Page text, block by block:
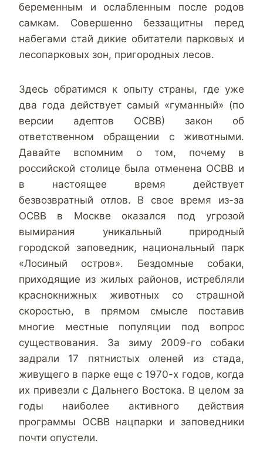
беременным и ослабленным после родов
самкам. Совершенно беззащитны перед
набегами стай дикие обитатели парковых и
лесопарковых зон, пригородных лесов.
Здесь обратимся к опыту страны, где уже
два года действует самый «гуманный» (по
версии адептов ОСВВ) закон об
ответственном обращении с животными.
Давайте вспомним о том, почему в
российской столице была отменена ОСВВ и
в настоящее время действует
безвозвратный отлов. В свое время из-за
ОСВВ в Москве оказался под угрозой
вымирания уникальный природный
городской заповедник, национальный парк
«Лосиный остров». Бездомные собаки,
приходящие из жилых районов, истребляли
краснокнижных животных со страшной
скоростью, в прямом смысле поставив
многие местные популяции под вопрос
существования. За зиму 2009-го собаки
задрали 17 пятнистых оленей из стада,
живущего в парке еще с 1970-х годов, когда
их привезли с Дальнего Востока. В целом за
годы наиболее активного действия
программы ОСВВ нацпарки и заповедники
почти опустели.